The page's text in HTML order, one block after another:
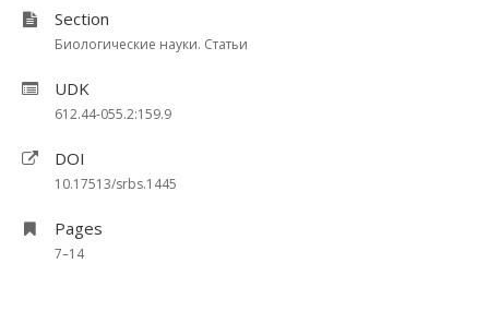
Section
Биологические науки. Статьи
UDK
612.44-055.2:159.9
DOI
10.17513/srbs.1445
Pages
7–14